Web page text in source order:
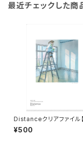
最近チェックした商
Distanceクリアファイル【
¥500